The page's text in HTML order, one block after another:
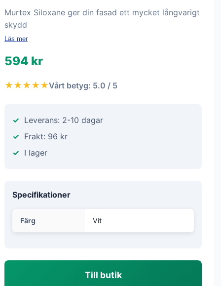
Murtex Siloxane ger din fasad ett mycket långvarigt
skydd
Läs mer
594 kr
★★★★★Vårt betyg: 5.0 / 5
Leverans: 2-10 dagar
Frakt: 96 kr
I lager
Specifikationer
Färg Vit
Till butik